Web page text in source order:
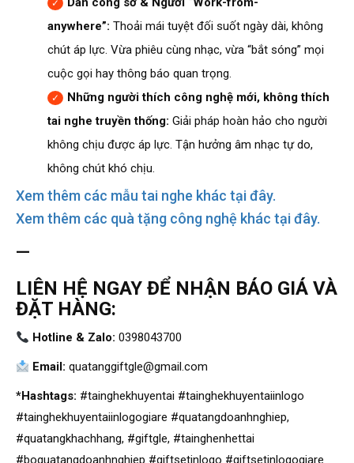
anywhere”: Thoải mái tuyệt đối suốt ngày dài, không
chút áp lực. Vừa phiêu cùng nhạc, vừa “bắt sóng” mọi
cuộc gọi hay thông báo quan trọng.
Những người thích công nghệ mới, không thích
tai nghe truyền thống: Giải pháp hoàn hảo cho người
không chịu được áp lực. Tận hưởng âm nhạc tự do,
không chút khó chịu.
Xem thêm các mẫu tai nghe khác tại đây.
Xem thêm các quà tặng công nghệ khác tại đây.
—
LIÊN HỆ NGAY ĐỂ NHẬN BÁO GIÁ VÀ
ĐẶT HÀNG:
Hotline & Zalo: 0398043700
Email: quatanggiftgle@gmail.com
*Hashtags: #tainghekhuyentai #tainghekhuyentaiinlogo
#tainghekhuyentaiinlogogiare #quatangdoanhnghiep,
#quatangkhachhang, #giftgle, #tainghenhettai
#boquatangdoanhnghiep #giftsetinlogo #giftsetinlogogiare